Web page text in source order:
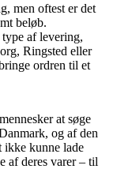
men oftest er det
beløb.
af levering,
Ringsted eller
ordren til et
at søge
og af den
ikke kunne lade
af deres varer – til